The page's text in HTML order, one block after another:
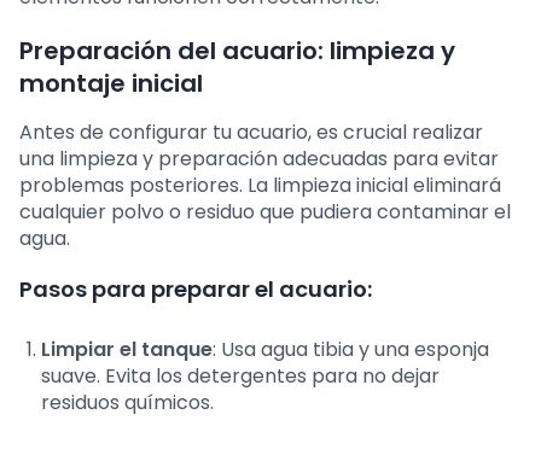
Preparación del acuario: limpieza y
montaje inicial
Antes de configurar tu acuario, es crucial realizar
una limpieza y preparación adecuadas para evitar
problemas posteriores. La limpieza inicial eliminará
cualquier polvo o residuo que pudiera contaminar el
agua.
Pasos para preparar el acuario:
Limpiar el tanque: Usa agua tibia y una esponja
suave. Evita los detergentes para no dejar
residuos químicos.